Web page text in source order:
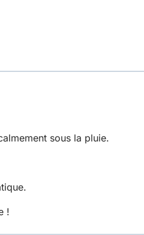
sous la pluie.
!